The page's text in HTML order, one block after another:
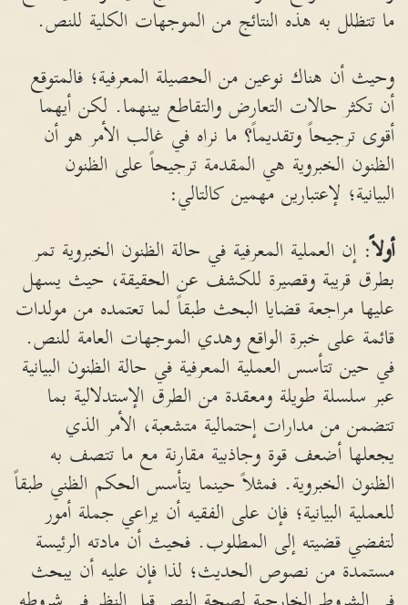
ما تتظلل به هذه النتائج من الموجهات الكلية للنص.
وحيث أن هناك نوعين من الحصيلة المعرفية؛ فالمتوقع
أن تكثر حالات التعارض والتقاطع بينهما. لكن أيهما
أقوى ترجيحاً وتقديماً؟ ما نراه في غالب الأمر هو أن
الظنون الخبروية هي المقدمة ترجيحاً على الظنون
البيانية؛ لإعتبارين مهمين كالتالي:
أولاً: إن العملية المعرفية في حالة الظنون الخبروية تمر
بطرق قريبة وقصيرة للكشف عن الحقيقة، حيث يسهل
عليها مراجعة قضايا البحث طبقاً لما تعتمده من مولدات
قائمة على خبرة الواقع وهدي الموجهات العامة للنص.
في حين تتأسس العملية المعرفية في حالة الظنون البيانية
عبر سلسلة طويلة ومعقدة من الطرق الإستدلالية بما
تتضمن من مدارات إحتمالية متشعبة، الأمر الذي
يجعلها أضعف قوة وجاذبية مقارنة مع ما تتصف به
الظنون الخبروية. فمثلاً حينما يتأسس الحكم الظني طبقاً
للعملية البيانية؛ فإن على الفقيه أن يراعي جملة أمور
لتفضي قضيته إلى المطلوب. فحيث أن مادته الرئيسة
مستمدة من نصوص الحديث؛ لذا فإن عليه أن يبحث